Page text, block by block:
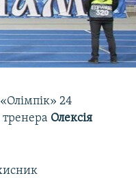
24
тренера Олексія